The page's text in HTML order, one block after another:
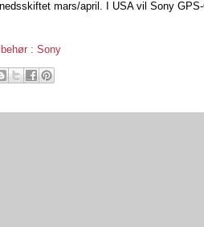
mars/april. I USA vil Sony
: Sony